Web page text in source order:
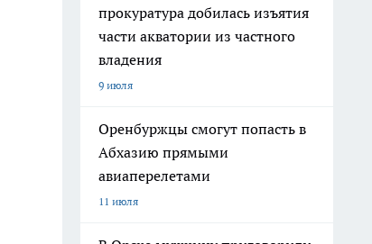
прокуратура добилась изъятия
части акватории из частного
владения
9 июля
Оренбуржцы смогут попасть в
Абхазию прямыми
авиаперелетами
11 июля